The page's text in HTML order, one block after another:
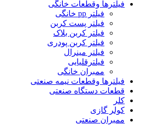
فیلترها وقطعات خانگی
فیلتر pp خانگی
فیلتر پست کربن
فیلتر کربن بلاک
فیلتر کربن پودری
فیلتر مینرال
فیلترقلیایی
ممبران خانگی
فیلترها وقطعات نیمه صنعتی
قطعات دستگاه صنعتی
کلر
کولر گازی
ممبران صنعتی